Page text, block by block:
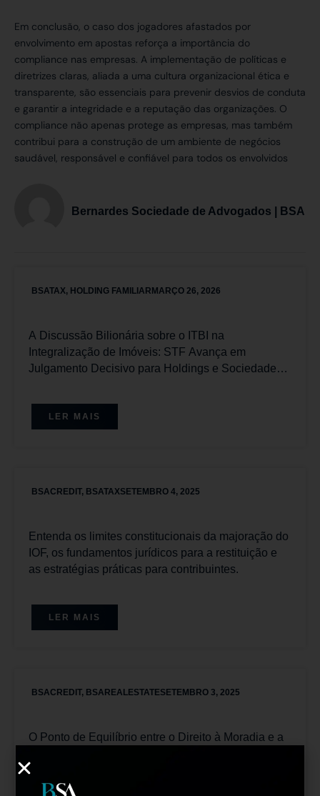
Em conclusão, o caso dos jogadores afastados por
envolvimento em apostas reforça a importância do
compliance nas empresas. A implementação de políticas e
diretrizes claras, aliada a uma cultura organizacional ética e
transparente, são essenciais para prevenir desvios de conduta
e garantir a integridade e a reputação das organizações. O
compliance não apenas protege as empresas, mas também
contribui para a construção de um ambiente de negócios
saudável, responsável e confiável para todos os envolvidos
Bernardes Sociedade de Advogados | BSA
BSATAX, HOLDING FAMILIAR MARÇO 26, 2026
A Discussão Bilionária sobre o ITBI na
Integralização de Imóveis: STF Avança em
Julgamento Decisivo para Holdings e Sociedades
Contribuintes
LER MAIS
BSACREDIT, BSATAXSETEMBRO 4, 2025
Entenda os limites constitucionais da majoração do
IOF, os fundamentos jurídicos para a restituição e
as estratégias práticas para contribuintes.
LER MAIS
BSACREDIT, BSAREALESTATESETEMBRO 3, 2025
O Ponto de Equilíbrio entre o Direito à Moradia e a
de Família e Suas Exceções